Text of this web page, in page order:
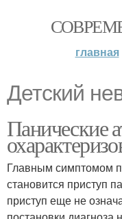
главная
Детский
Панические
Главным симптомом
становится приступ
приступ еще не